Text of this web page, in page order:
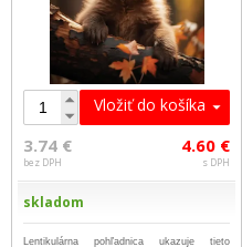
Vložiť do košíka
3.74 €
bez DPH
4.60 €
s DPH
skladom
Lentikulárna pohľadnica ukazuje tieto